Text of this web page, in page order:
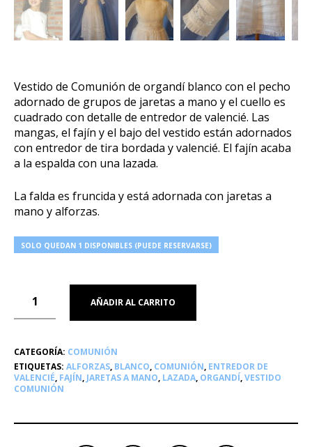
Vestido de Comunión de organdí blanco con el pecho
adornado de grupos de jaretas a mano y el cuello es
cuadrado con detalle de entredor de valencié. Las
mangas, el fajín y el bajo del vestido están adornados
con entredor de tira bordada y valencié. El fajín acaba
a la espalda con una lazada.
La falda es fruncida y está adornada con jaretas a
mano y alforzas.
SOLO QUEDAN 1 DISPONIBLES (PUEDE RESERVARSE)
AÑADIR AL CARRITO
CATEGORÍA: COMUNIÓN
ETIQUETAS: ALFORZAS, BLANCO, COMUNIÓN, ENTREDOR DE
VALENCIÉ, FAJÍN, JARETAS A MANO, LAZADA, ORGANDÍ,VESTIDO
COMUNIÓN